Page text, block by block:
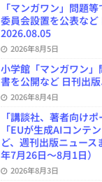
「マンガワン」問題
委員会設置を公表な
2026.08.05
2026年8月5日
小学館「マンガワン
書を公開など 日刊出
2026年8月4日
「講談社、著者向け
「EUが生成AIコンテ
ど、週刊出版ニュー
年7月26日～8月1日）
2026年8月3日